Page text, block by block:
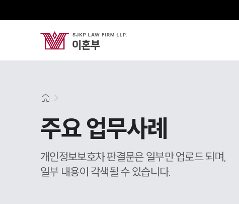
주요 업무사례
개인정보보호차 판결문은 일부만 업로드 되며,
일부 내용이 각색될 수 있습니다.